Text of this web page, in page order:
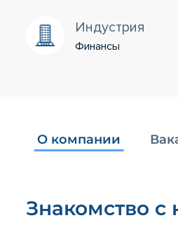
Индустрия
Финансы
О компании
Знакомство с